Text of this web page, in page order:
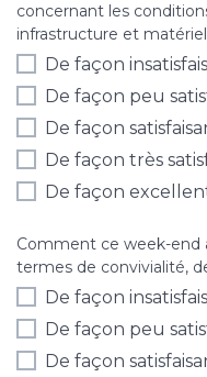
concernant les
infrastructure et
De façon
De façon peu
De façon
De façon très
De façon
Comment ce week-end
termes de convivialité,
De façon
De façon peu
De façon